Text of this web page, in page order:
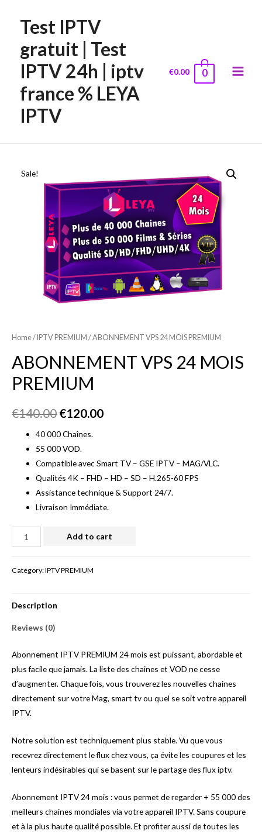
Test IPTV
gratuit | Test
IPTV 24h | iptv
france % LEYA
IPTV
€0.00 0
Sale!
Home/IPTV PREMIUM / ABONNEMENT VPS 24 MOIS PREMIUM
ABONNEMENT VPS 24 MOIS
PREMIUM
€140.00 €120.00
40 000 Chaînes.
55 000 VOD.
Compatible avec Smart TV – GSE IPTV – MAG/VLC.
Qualités 4K – FHD – HD – SD – H.265-60 FPS
Assistance technique & Support 24/7.
Livraison Immédiate.
ABONNEMENT
VPS
MOIS
quantity
Add to cart
Category:IPTV PREMIUM
Description
Reviews (0)
Abonnement IPTV PREMIUM 24 mois est puissant, abordable et
plus facile que jamais. La liste des chaines et VOD ne cesse
d’augmenter. Chaque fois, vous trouverez les nouvelles chaines
directement sur votre Mag, smart tv ou quel se soit votre appareil
IPTV.
Notre solution est techniquement plus stable. Vu que vous
recevrez directement le flux chez vous, ça évite les coupures et les
lenteurs indésirables qui se basent sur le partage des flux iptv.
Abonnement IPTV 24 mois : vous permet de regarder + 55 000 des
meilleurs chaines mondiales via votre appareil IPTV. Sans coupure
et à la plus haute qualité possible. Et profiter aussi de toutes les